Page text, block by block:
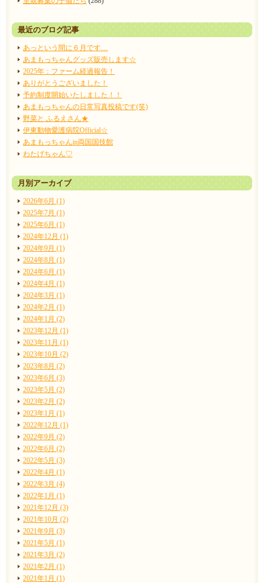
最近のブログ記事
あっという間に６月です…
あまもっちゃんグッズ販売します☆
2025年：ファーム経過報告！
ありがとうございました！
予約制度開始いたしました！！
あまもっちゃんの日常写真投稿です(笑)
野菜と ふるえさん★
伊東動物愛護病院Official☆
あまもっちゃんin両国国技館
わたげちゃん♡
月別アーカイブ
2026年6月 (1)
2025年7月 (1)
2025年6月 (1)
2024年12月 (1)
2024年9月 (1)
2024年8月 (1)
2024年6月 (1)
2024年4月 (1)
2024年3月 (1)
2024年2月 (1)
2024年1月 (2)
2023年12月 (1)
2023年11月 (1)
2023年10月 (2)
2023年8月 (2)
2023年6月 (3)
2023年5月 (2)
2023年2月 (2)
2023年1月 (1)
2022年12月 (1)
2022年9月 (2)
2022年6月 (2)
2022年5月 (3)
2022年4月 (1)
2022年3月 (4)
2022年1月 (1)
2021年12月 (3)
2021年10月 (2)
2021年9月 (3)
2021年5月 (1)
2021年3月 (2)
2021年2月 (1)
2021年1月 (1)